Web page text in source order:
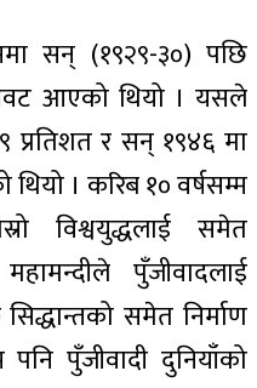
सन् (१९२९-३०) पछि
आएको थियो । यसले
प्रतिशत र सन् १९४६ मा
। करिब १० वर्षसम्म
विश्वयुद्धलाई समेत
पुँजीवादलाई
समेत निर्माण
पुँजीवादी दुनियाँको